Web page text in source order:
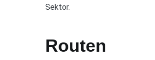
Sektor.
Routen